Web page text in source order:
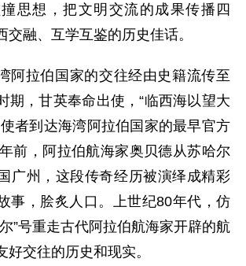
思想，把文明交流的成果传播四
交融、互学互鉴的历史佳话。
阿拉伯国家的交往经由史籍流传至
期，甘英奉命出使，“临西海以望大
者到达海湾阿拉伯国家的最早官方
前，阿拉伯航海家奥贝德从苏哈尔
广州，这段传奇经历被演绎成精彩
事，脍炙人口。上世纪80年代，仿
”号重走古代阿拉伯航海家开辟的航
好交往的历史和现实。